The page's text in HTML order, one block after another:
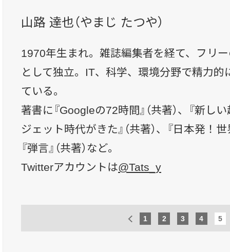
山路 達也（やまじ たつや）
1970年生まれ。雑誌編集者を経て、フリ
として独立。IT、科学、環境分野で精力
ている。
著書に『Googleの72時間』（共著）、『新し
ジェット時代がきた』（共著）、『日本発！
『弾言』（共著）など。
Twitterアカウントは@Tats_y
1 2 3 4 5